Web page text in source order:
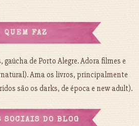
QUEM FAZ
de Porto Alegre. Adora filmes e
Ama os livros, principalmente
são os darks, de época e new adult).
SOCIAIS DO BLOG